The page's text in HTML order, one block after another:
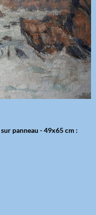
panneau - 49x65 cm :